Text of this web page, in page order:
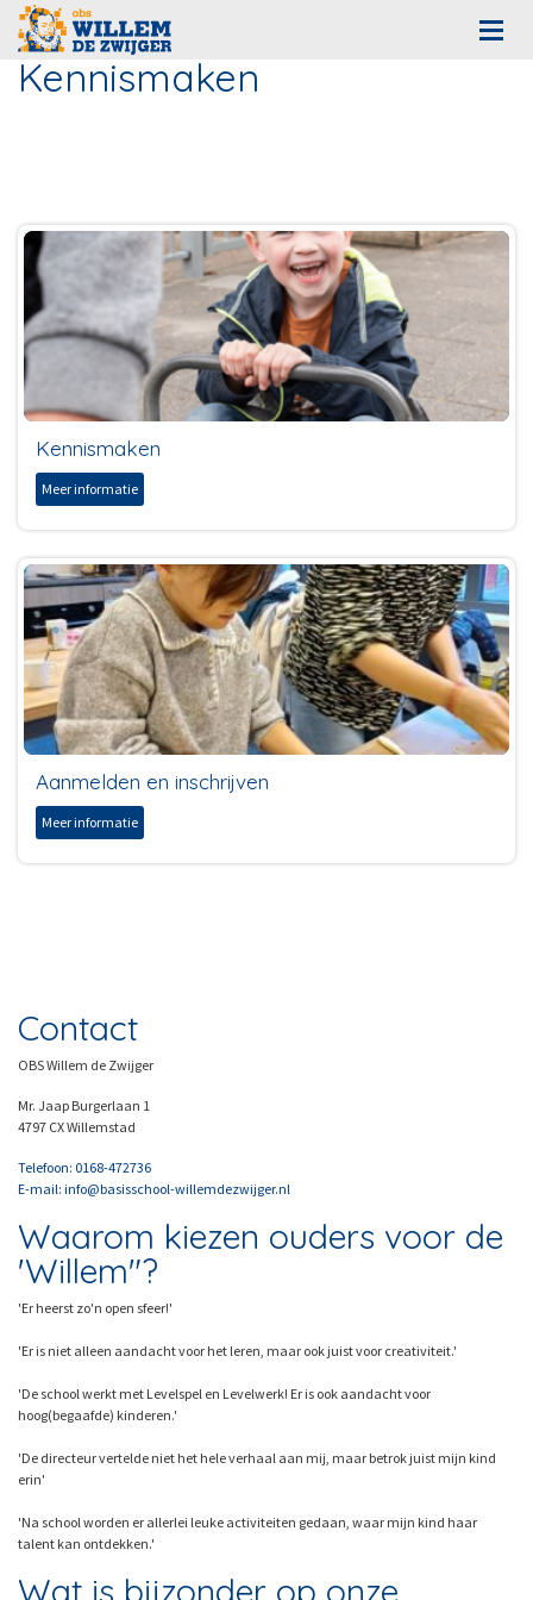
Kennismaken
Kennismaken
Meer informatie
Aanmelden en inschrijven
Meer informatie
Contact
OBS Willem de Zwijger
Mr. Jaap Burgerlaan 1
4797 CX Willemstad
Telefoon: 0168-472736
E-mail: info@basisschool-willemdezwijger.nl
Waarom kiezen ouders voor de
'Willem"?
'Er heerst zo'n open sfeer!'
'Er is niet alleen aandacht voor het leren, maar ook juist voor creativiteit.'
'De school werkt met Levelspel en Levelwerk! Er is ook aandacht voor
hoog(begaafde) kinderen.'
'De directeur vertelde niet het hele verhaal aan mij, maar betrok juist mijn kind
erin'
'Na school worden er allerlei leuke activiteiten gedaan, waar mijn kind haar
talent kan ontdekken.'
Wat is bijzonder op onze